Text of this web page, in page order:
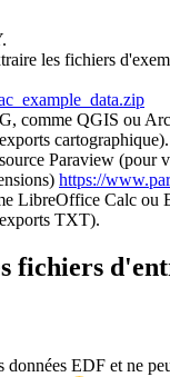
les fichiers
comme QGIS ou
cartographique).
Paraview (pour
https://
LibreOffice Calc ou
TXT).
fichiers
données EDF et ne